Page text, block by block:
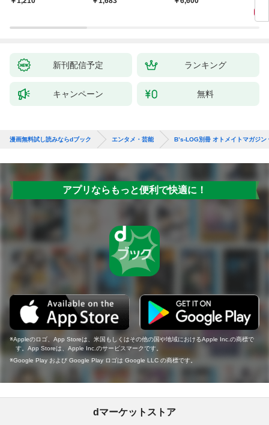
ウ
【
新刊配信予定 ランキング
キャンペーン 無料
漫画無料試し読みならdブック エンタメ・芸能 B’s-LOG別冊 オトメイトマガジ
アプリならもっと便利で快適に！
Appleのロゴ、App Storeは、米国もしくはその他の国や地域におけるApple Inc.の商標で
す。App Storeは、Apple Inc.のサービスマークです。
Google Play および Google Play ロゴは Google LLC の商標です。
dマーケットストア